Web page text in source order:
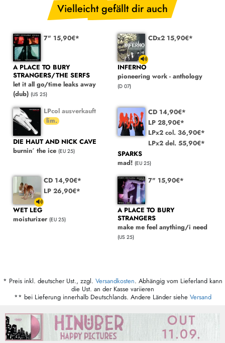
Vielleicht gefällt dir auch
7" 15,90€*
A PLACE TO BURY
STRANGERS/THE SERFS
let it all go/time leaks away
(dub) (US 25)
CDx2 15,90€*
INFERNO
pioneering work - anthology
(D 07)
LPcol ausverkauft
DIE HAUT AND NICK CAVE
burnin´ the ice (EU 25)
CD 14,90€*
LP 28,90€*
LPx2 col. 36,90€*
LPx2 del. 55,90€*
SPARKS
mad! (EU 25)
CD 14,90€*
LP 26,90€*
WET LEG
moisturizer (EU 25)
7" 15,90€*
A PLACE TO BURY
STRANGERS
make me feel anything/i need
(US 25)
* Preis inkl. deutscher Ust., zzgl. Versandkosten. Abhängig vom Lieferland kann
die Ust. an der Kasse variieren
** bei Lieferung innerhalb Deutschlands. Andere Länder siehe Versand